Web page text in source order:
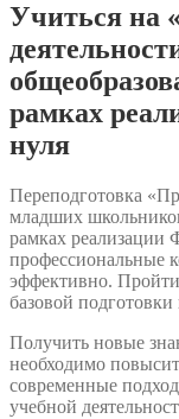
Учиться на
рамках
нуля
Переподготовка
младших
рамках
профессиональные
эффективно.
базовой
Получить новые
необходимо
современные
учебной